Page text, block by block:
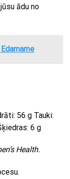
ādu no
56 g Tauki:
6 g
Health.